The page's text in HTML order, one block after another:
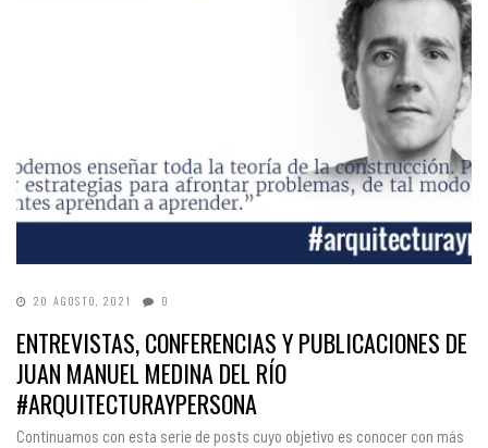
20 AGOSTO, 2021 0
ENTREVISTAS, CONFERENCIAS Y PUBLICACIONES DE
JUAN MANUEL MEDINA DEL RÍO
#ARQUITECTURAYPERSONA
Continuamos con esta serie de posts cuyo objetivo es conocer con más